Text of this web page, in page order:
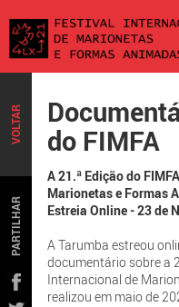
VOLTAR
PARTILHAR
do FIMFA
A 21.ª Edição do
Marionetas e Formas
Estreia Online - 23 de
A Tarumba estreou
documentário sobre a
Internacional de
realizou em maio de